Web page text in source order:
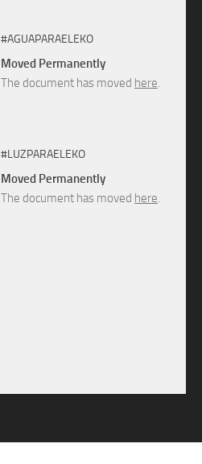
#AGUAPARAELEKO
Moved Permanently
The document has moved here.
#LUZPARAELEKO
Moved Permanently
The document has moved here.